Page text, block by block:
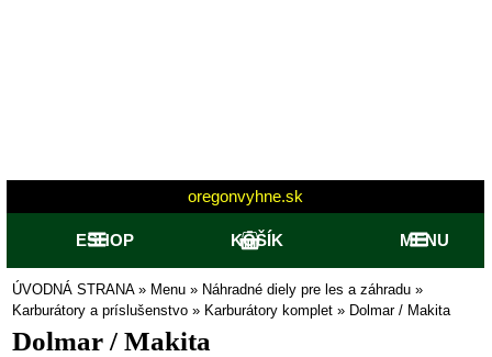
oregonvyhne.sk
ESHOP KOŠÍK MENU
ÚVODNÁ STRANA» Menu » Náhradné diely pre les a záhradu »
Karburátory a príslušenstvo » Karburátory komplet » Dolmar / Makita
Dolmar / Makita